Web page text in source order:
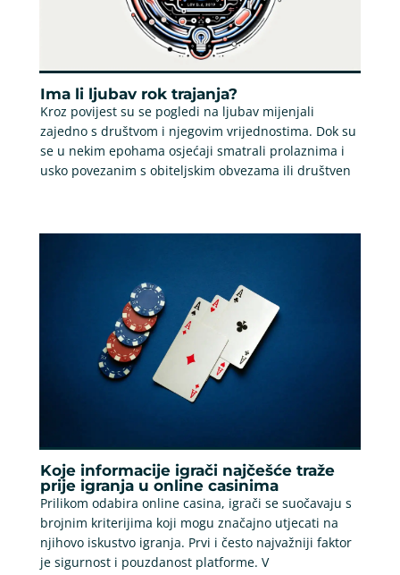
Ima li ljubav rok trajanja?
Kroz povijest su se pogledi na ljubav mijenjali
zajedno s društvom i njegovim vrijednostima. Dok su
se u nekim epohama osjećaji smatrali prolaznima i
usko povezanim s obiteljskim obvezama ili društven
Koje informacije igrači najčešće traže
prije igranja u online casinima
Prilikom odabira online casina, igrači se suočavaju s
brojnim kriterijima koji mogu značajno utjecati na
njihovo iskustvo igranja. Prvi i često najvažniji faktor
je sigurnost i pouzdanost platforme. V